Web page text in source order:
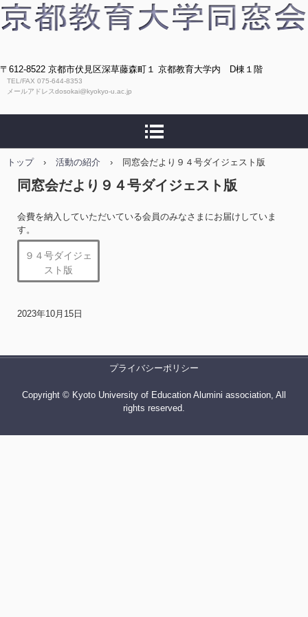
〒612-8522 京都市伏見区深草藤森町１ 京都教育大学内 D棟１階
TEL/FAX 075-644-8353
メールアドレスdosokai@kyokyo-u.ac.jp
トップ › 活動の紹介 › 同窓会だより９４号ダイジェスト版
同窓会だより９４号ダイジェスト版
会費を納入していただいている会員のみなさまにお届けしていま
す。
９４号ダイジェ
スト版
2023年10月15日
プライバシーポリシー
Copyright © Kyoto University of Education Alumini association, All
rights reserved.